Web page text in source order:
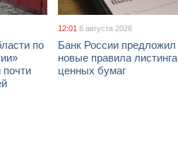
по
почти
12:01 6 августа 2026
Банк России предложил
новые правила листинга
ценных бумаг